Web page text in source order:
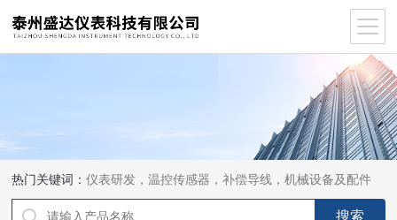
热门关键词：仪表研发，温控传感器，补偿导线，机械设备及配件